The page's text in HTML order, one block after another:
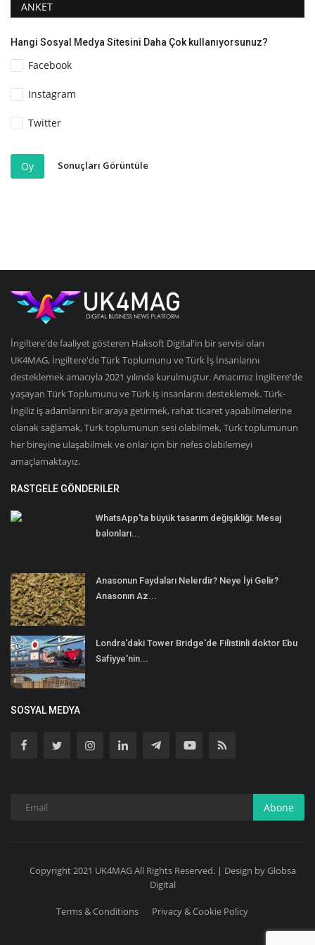
ANKET
Hangi Sosyal Medya Sitesini Daha Çok kullanıyorsunuz?
Facebook
Instagram
Twitter
Oy Sonuçları Görüntüle
İngiltere'de faaliyet gösteren Haksoft Digital'in bir servisi olan
UK4MAG, İngiltere'de Türk Toplumunu ve Türk İş İnsanlarını
desteklemek amacıyla 2021 yılında kurulmuştur. Amacımız İngiltere'de
yaşayan Türk Toplumunu ve Türk iş insanlarını desteklemek. Türk-
İngiliz iş adamlarını bir araya getirmek, rahat ticaret yapabilmelerine
olanak sağlamak, Türk toplumunun sesi olabilmek, Türk toplumunun
her bireyine ulaşabilmek ve onlar için bir nefes olabilemeyi
amaçlamaktayız.
RASTGELE GÖNDERILER
WhatsApp'ta büyük tasarım değişikliği: Mesaj
balonları...
Anasonun Faydaları Nelerdir? Neye İyi Gelir?
Anasonın Az...
Londra'daki Tower Bridge'de Filistinli doktor Ebu
Safiyye'nin...
SOSYAL MEDYA
Abone
Copyright 2021 UK4MAG All Rights Reserved. | Design by Globsa
Digital
Terms & Conditions Privacy & Cookie Policy